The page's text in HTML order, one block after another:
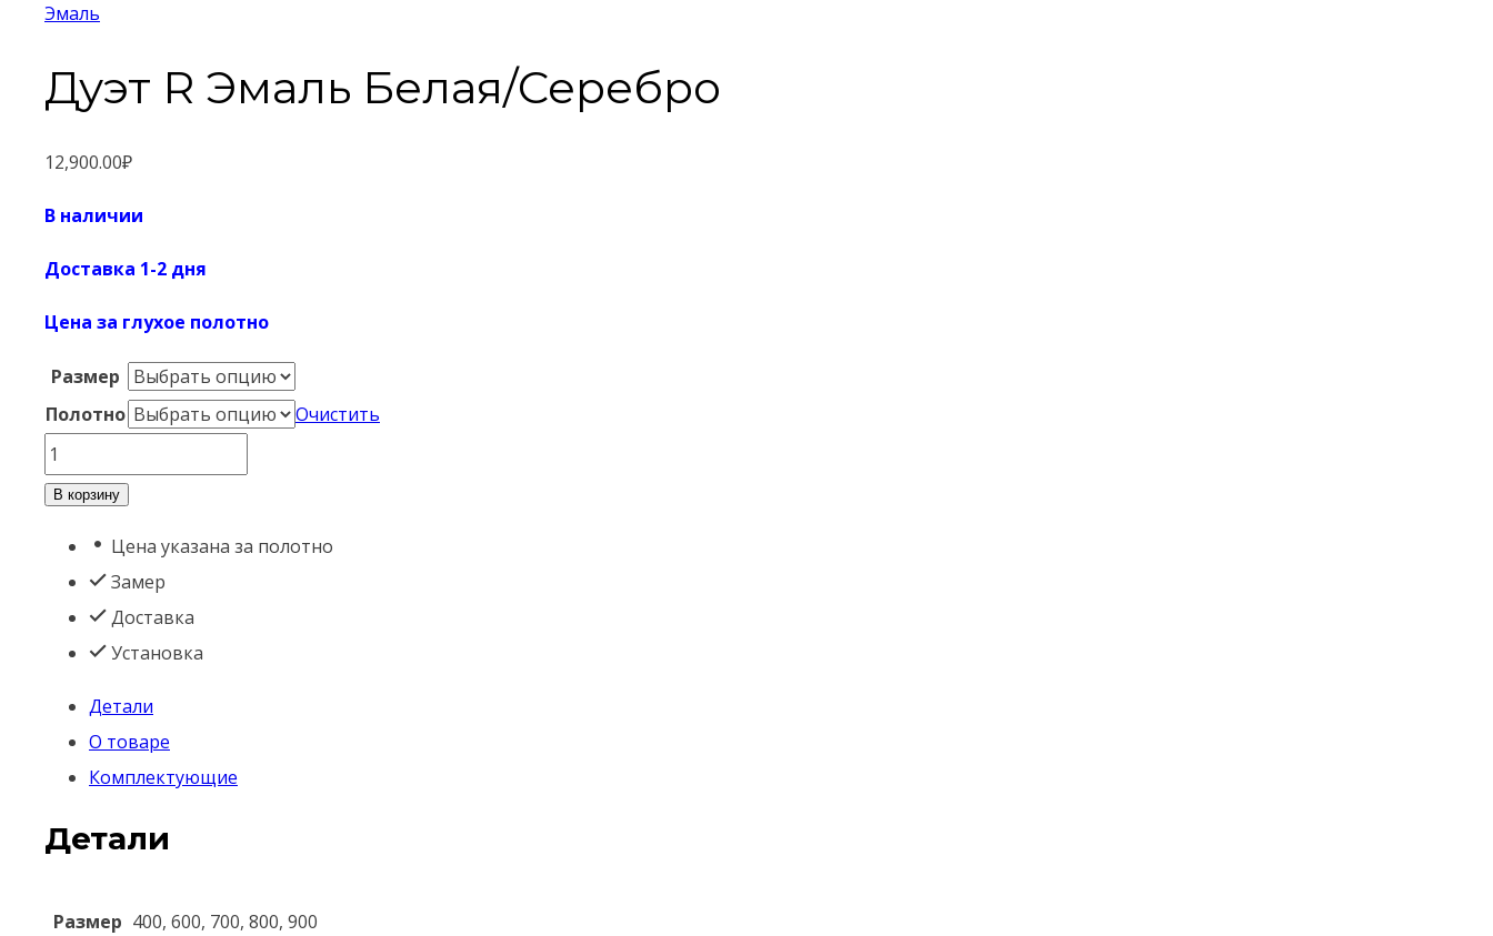
Эмаль
Дуэт R Эмаль Белая/Серебро
12,900.00₽
В наличии
Доставка 1-2 дня
Цена за глухое полотно
Размер
Полотно
Очистить
Количество
товара
Эмаль
Белая/
Серебро
В корзину
Цена указана за полотно
Замер
Доставка
Установка
Детали
О товаре
Комплектующие
Детали
Размер 400, 600, 700, 800, 900